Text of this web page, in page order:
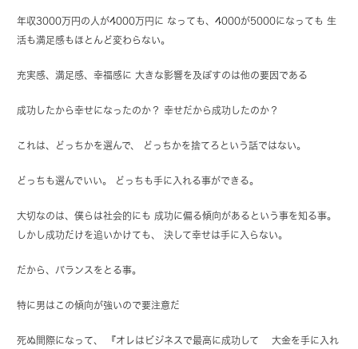
年収3000万円の人が4000万円に なっても、4000が5000になっても 生
活も満足感もほとんど変わらない。
充実感、満足感、幸福感に 大きな影響を及ぼすのは他の要因である
成功したから幸せになったのか？ 幸せだから成功したのか？
これは、どっちかを選んで、 どっちかを捨てろという話ではない。
どっちも選んでいい。 どっちも手に入れる事ができる。
大切なのは、僕らは社会的にも 成功に偏る傾向があるという事を知る事。
しかし成功だけを追いかけても、 決して幸せは手に入らない。
だから、バランスをとる事。
特に男はこの傾向が強いので要注意だ
死ぬ間際になって、 『オレはビジネスで最高に成功して 大金を手に入れ